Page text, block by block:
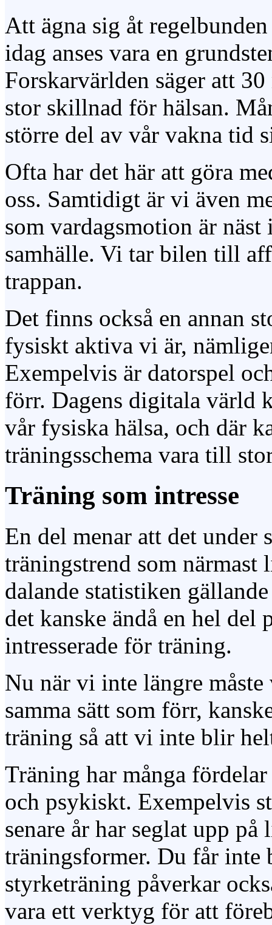
Att ägna sig åt
idag anses vara en
Forskarvärlden säger att
stor skillnad för hälsan.
större del av vår vakna tid
Ofta har det här att göra
oss. Samtidigt är vi även
som vardagsmotion är
samhälle. Vi tar bilen till
trappan.
Det finns också en annan
fysiskt aktiva vi är,
Exempelvis är datorspel
förr. Dagens digitala värld
vår fysiska hälsa, och där
träningsschema vara till
Träning som intresse
En del menar att det under
träningstrend som
dalande statistiken
det kanske ändå en hel
intresserade för träning.
Nu när vi inte längre
samma sätt som förr,
träning så att vi inte blir
Träning har många
och psykiskt. Exempelvis
senare år har seglat upp
träningsformer. Du får inte
styrketräning påverkar
vara ett verktyg för att